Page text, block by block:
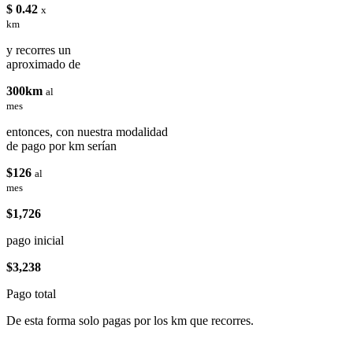
$ 0.42 x
km
y recorres un
aproximado de
300km al
mes
entonces, con nuestra modalidad
de pago por km serían
$126 al
mes
$1,726
pago inicial
$3,238
Pago total
De esta forma solo pagas por los km que recorres.